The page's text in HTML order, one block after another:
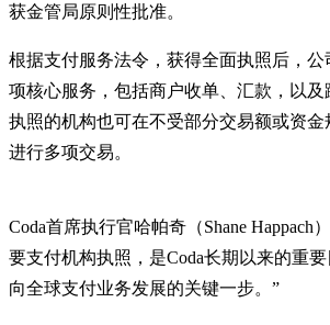
获金管局原则性批准。
根据支付服务法令，获得全面执照后，
项核心服务，包括商户收单、汇款，以
执照的机构也可在不受部分交易额或资金
进行多项交易。
Coda首席执行官哈帕奇（Shane Happach
要支付机构执照，是Coda长期以来的重
向全球支付业务发展的关键一步。”